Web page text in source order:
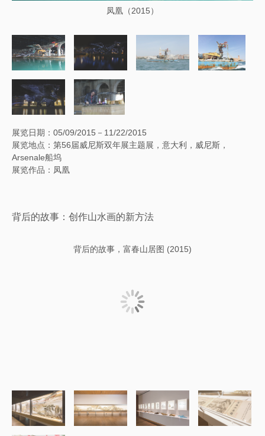
凤凰（2015）
展览日期：05/09/2015－11/22/2015
展览地点：第56届威尼斯双年展主题展，意大利，威尼斯，
Arsenale船坞
展览作品：凤凰
背后的故事：创作山水画的新方法
背后的故事，富春山居图 (2015)